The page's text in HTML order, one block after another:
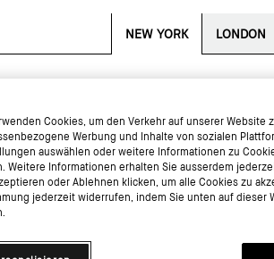
NEW YORK LONDON
Cookies, um den Verkehr auf unserer Website
Werbung und Inhalte von sozialen
auswählen oder weitere Informationen zu
Weitere Informationen erhalten Sie ausserdem
oder Ablehnen klicken, um alle Cookies zu
jederzeit widerrufen, indem Sie unten auf dieser